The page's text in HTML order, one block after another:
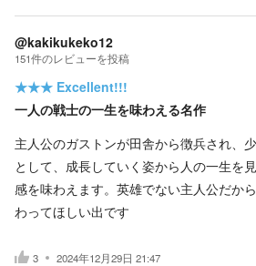
@kakikukeko12
151件のレビューを投稿
★★★ Excellent!!!
一人の戦士の一生を味わえる名作
主人公のガストンが田舎から徴兵され、
として、成長していく姿から人の一生を
感を味わえます。英雄でない主人公だか
わってほしい出です
3 2024年12月29日 21:47